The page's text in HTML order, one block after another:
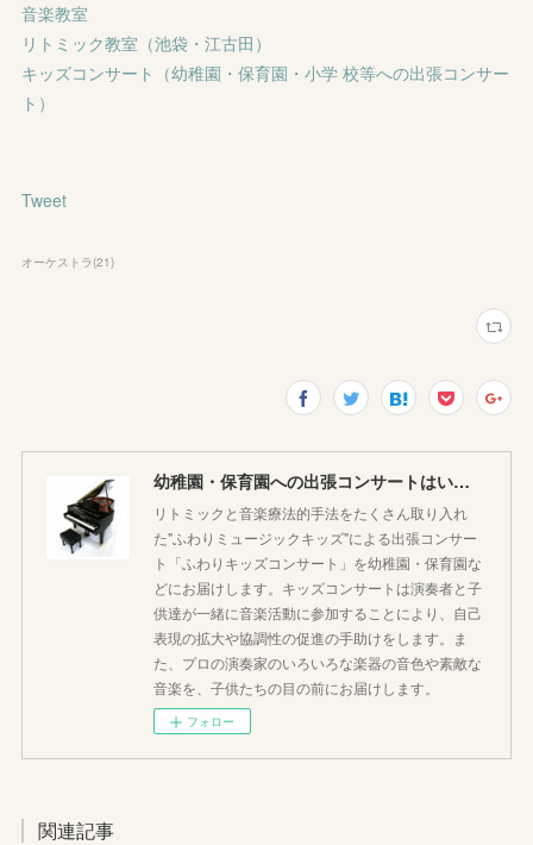
音楽教室
リトミック教室（池袋・江古田）
キッズコンサート（幼稚園・保育園・小学 校等への出張コンサー
ト）
Tweet
オーケストラ (21)
幼稚園・保育園への出張コンサートはいかがですか♪
リトミックと音楽療法的手法をたくさん取り入れ
た"ふわりミュージックキッズ"による出張コンサー
ト「ふわりキッズコンサート」を幼稚園・保育園な
どにお届けします。キッズコンサートは演奏者と子
供達が一緒に音楽活動に参加することにより、自己
表現の拡大や協調性の促進の手助けをします。ま
た、プロの演奏家のいろいろな楽器の音色や素敵な
音楽を、子供たちの目の前にお届けします。
フォロー
関連記事